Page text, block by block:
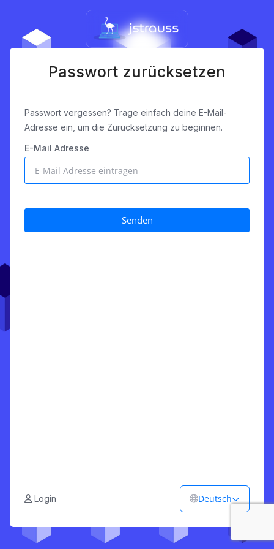
Passwort zurücksetzen
Passwort vergessen? Trage einfach deine E-Mail-
Adresse ein, um die Zurücksetzung zu beginnen.
E-Mail Adresse
Senden
Login Deutsch